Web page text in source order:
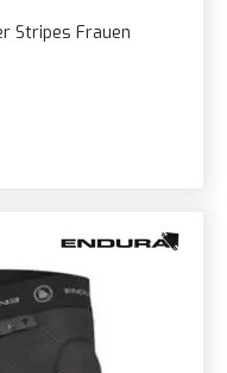
Stripes Frauen